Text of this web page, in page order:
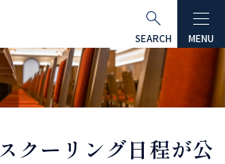
MENU
SEARCH
クーリング日程が公